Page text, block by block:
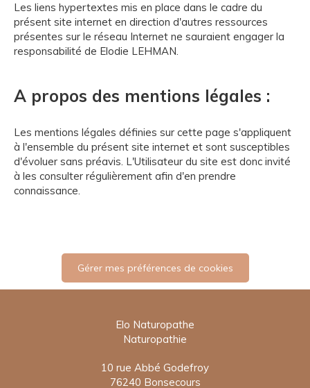
Les liens hypertextes mis en place dans le cadre du
présent site internet en direction d'autres ressources
présentes sur le réseau Internet ne sauraient engager la
responsabilité de Elodie LEHMAN.
A propos des mentions légales :
Les mentions légales définies sur cette page s'appliquent
à l'ensemble du présent site internet et sont susceptibles
d'évoluer sans préavis. L'Utilisateur du site est donc invité
à les consulter régulièrement afin d'en prendre
connaissance.
Gérer mes préférences de cookies
Elo Naturopathe
Naturopathie
10 rue Abbé Godefroy
76240 Bonsecours